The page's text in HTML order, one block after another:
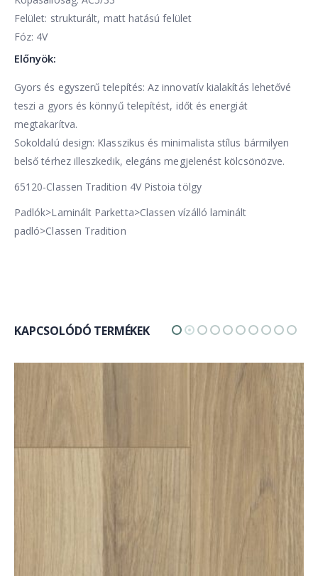
Felület: strukturált, matt hatású felület
Fóz: 4V
Előnyök:
Gyors és egyszerű telepítés: Az innovatív kialakítás lehetővé
teszi a gyors és könnyű telepítést, időt és energiát
megtakarítva.
Sokoldalú design: Klasszikus és minimalista stílus bármilyen
belső térhez illeszkedik, elegáns megjelenést kölcsönözve.
65120-Classen Tradition 4V Pistoia tölgy
Padlók>Laminált Parketta>Classen vízálló laminált
padló>Classen Tradition
KAPCSOLÓDÓ TERMÉKEK